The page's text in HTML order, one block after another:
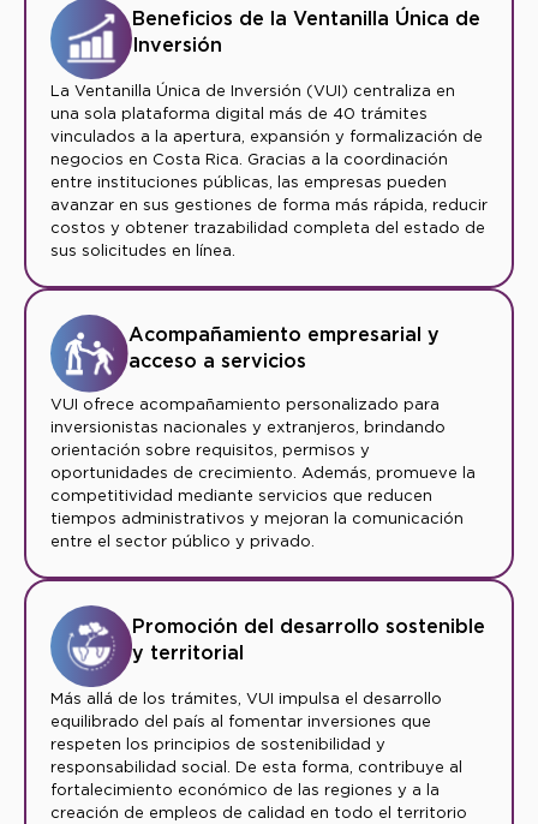
Beneficios de la Ventanilla Única de
Inversión
La Ventanilla Única de Inversión (VUI) centraliza en
una sola plataforma digital más de 40 trámites
vinculados a la apertura, expansión y formalización de
negocios en Costa Rica. Gracias a la coordinación
entre instituciones públicas, las empresas pueden
avanzar en sus gestiones de forma más rápida, reducir
costos y obtener trazabilidad completa del estado de
sus solicitudes en línea.
Acompañamiento empresarial y
acceso a servicios
VUI ofrece acompañamiento personalizado para
inversionistas nacionales y extranjeros, brindando
orientación sobre requisitos, permisos y
oportunidades de crecimiento. Además, promueve la
competitividad mediante servicios que reducen
tiempos administrativos y mejoran la comunicación
entre el sector público y privado.
Promoción del desarrollo sostenible
y territorial
Más allá de los trámites, VUI impulsa el desarrollo
equilibrado del país al fomentar inversiones que
respeten los principios de sostenibilidad y
responsabilidad social. De esta forma, contribuye al
fortalecimiento económico de las regiones y a la
creación de empleos de calidad en todo el territorio